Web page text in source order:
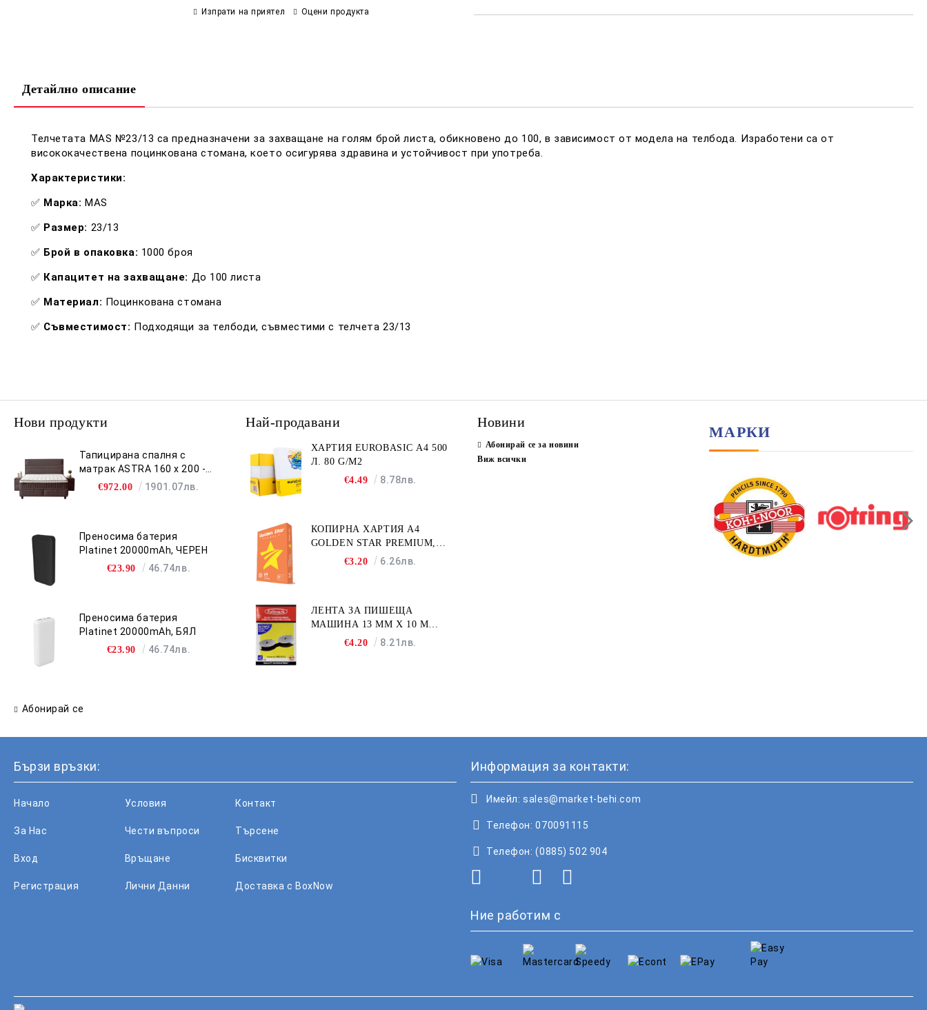
Изпрати на приятел Оцени продукта
Детайлно описание
Телчетата MAS №23/13 са предназначени за захващане на голям брой листа, обикновено до 100, в зависимост от модела на телбода. Изработени са от
висококачествена поцинкована стомана, което осигурява здравина и устойчивост при употреба.
Характеристики:
✅ Марка: MAS​
✅ Размер: 23/13​
✅ Брой в опаковка: 1000 броя​
✅ Капацитет на захващане: До 100 листа​
✅ Материал: Поцинкована стомана​
✅ Съвместимост: Подходящи за телбоди, съвместими с телчета 23/13​
Нови продукти
Тапицирана спалня с
матрак ASTRA 160 x 200 -
антрацит 680
€972.00 1901.07лв.
Преносима батерия
Platinet 20000mAh, ЧЕРЕН
€23.90 46.74лв.
Преносима батерия
Platinet 20000mAh, БЯЛ
€23.90 46.74лв.
Абонирай се
Най-продавани
ХАРТИЯ EUROBASIC А4 500
Л. 80 G/M2
€4.49
8.78лв.
КОПИРНА ХАРТИЯ A4
GOLDEN STAR PREMIUM,
€3.20 6.26лв.
ЛЕНТА ЗА ПИШЕЩА
МАШИНА 13 MM X 10 M
FULLMARK N001BK2S
€4.20 8.21лв.
Новини
Абонирай се за новини
Виж всички
МАРКИ
Бързи връзки:
Начало
За Нас
Вход
Регистрация
Условия
Чести въпроси
Връщане
Лични Данни
Контакт
Търсене
Бисквитки
Доставка с BoxNow
Информация за контакти:
Имейл: sales@market-behi.com
Телефон: 070091115
Телефон: (0885) 502 904
Ние работим с